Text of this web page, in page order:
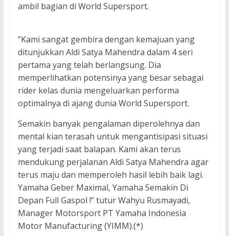
ambil bagian di World Supersport.
”Kami sangat gembira dengan kemajuan yang
ditunjukkan Aldi Satya Mahendra dalam 4 seri
pertama yang telah berlangsung. Dia
memperlihatkan potensinya yang besar sebagai
rider kelas dunia mengeluarkan performa
optimalnya di ajang dunia World Supersport.
Semakin banyak pengalaman diperolehnya dan
mental kian terasah untuk mengantisipasi situasi
yang terjadi saat balapan. Kami akan terus
mendukung perjalanan Aldi Satya Mahendra agar
terus maju dan memperoleh hasil lebih baik lagi.
Yamaha Geber Maximal, Yamaha Semakin Di
Depan Full Gaspol !” tutur Wahyu Rusmayadi,
Manager Motorsport PT Yamaha Indonesia
Motor Manufacturing (YIMM).(*)